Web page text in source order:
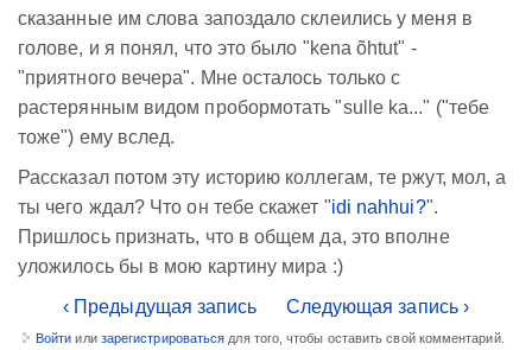
сказанные им слова запоздало склеились у меня в
голове, и я понял, что это было "kena õhtut" -
"приятного вечера". Мне осталось только с
растерянным видом пробормотать "sulle ka..." ("тебе
тоже") ему вслед.
Рассказал потом эту историю коллегам, те ржут, мол, а
ты чего ждал? Что он тебе скажет "idi nahhui?".
Пришлось признать, что в общем да, это вполне
уложилось бы в мою картину мира :)
‹ Предыдущая запись
Следующая запись ›
Войти или зарегистрироваться для того, чтобы оставить свой комментарий.